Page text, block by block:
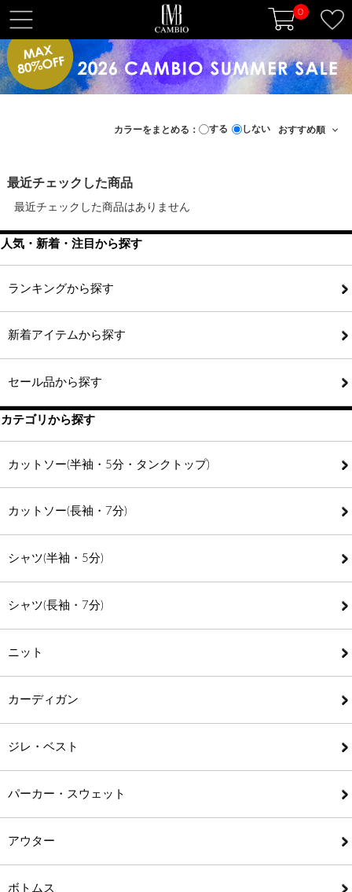
0
t
o
g
l
v
i
g
a
t
i
o
カラーをまとめる： する しない
最近チェックした商品
最近チェックした商品はありません
人気・新着・注目から探す
ランキングから探す
新着アイテムから探す
セール品から探す
カテゴリから探す
カットソー(半袖・5分・タンクトップ)
カットソー(長袖・7分)
シャツ(半袖・5分)
シャツ(長袖・7分)
ニット
カーディガン
ジレ・ベスト
パーカー・スウェット
アウター
ボトムス